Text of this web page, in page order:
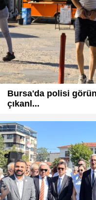
Bursa'da polisi
çıkanl...